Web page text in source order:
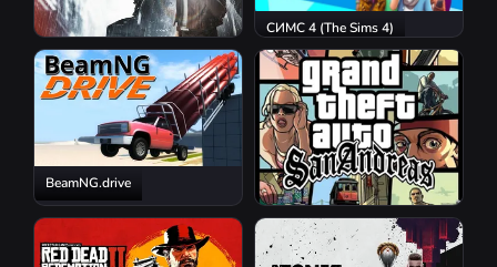
Resident Evil Requiem
СИМС 4 (The Sims 4)
BeamNG.drive
GTA San Andreas